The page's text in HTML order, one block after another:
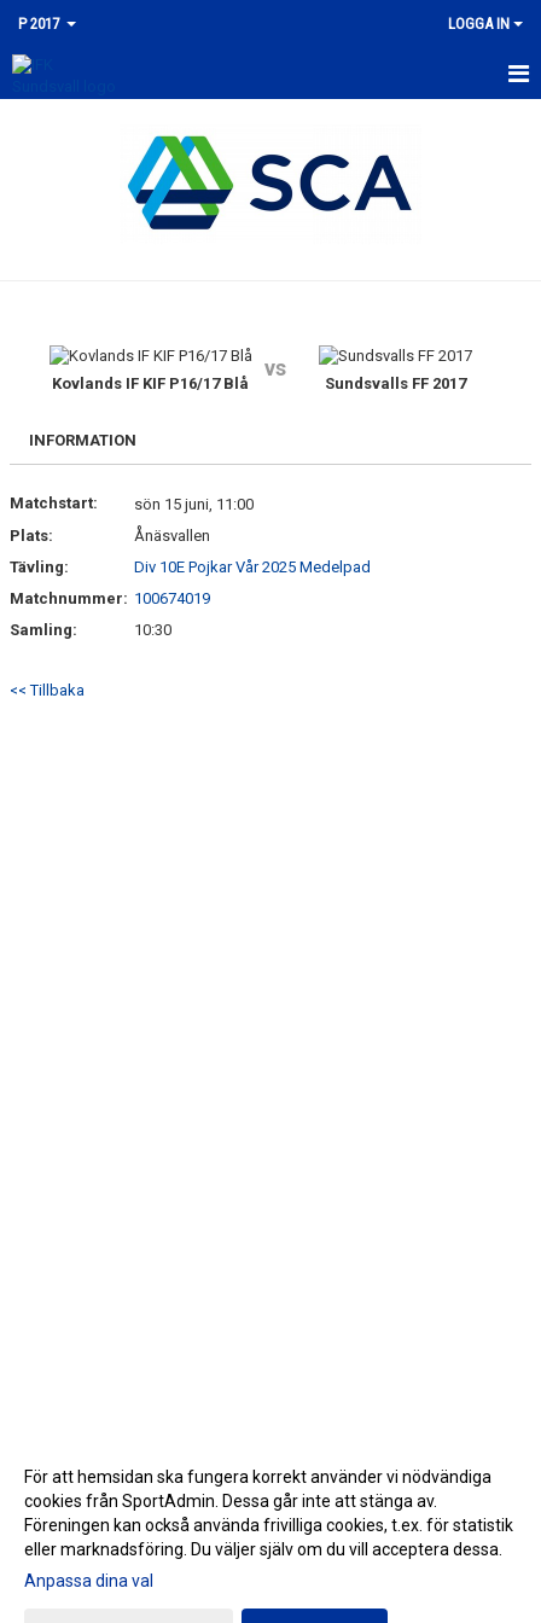
P 2017 LOGGA IN
BILDGALLERI
DOKUMENT
GÄSTBOK
Kovlands IF KIF P16/17 Blå
vs
Sundsvalls FF 2017
INFORMATION
Matchstart:
sön 15 juni, 11:00
Plats:
Ånäsvallen
Tävling:
Div 10E Pojkar Vår 2025 Medelpad
Matchnummer: 100674019
Samling:
10:30
<< Tillbaka
Gå till Webbversion
För att hemsidan ska fungera korrekt använder vi nödvändiga
cookies från SportAdmin. Dessa går inte att stänga av.
Föreningen kan också använda frivilliga cookies, t.ex. för statistik
eller marknadsföring. Du väljer själv om du vill acceptera dessa.
Anpassa dina val